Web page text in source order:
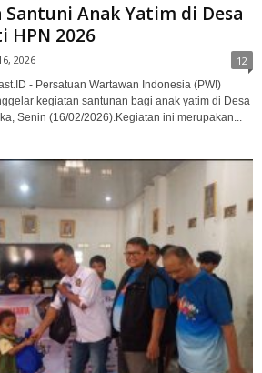
Anak Yatim di Desa
HPN 2026‎
2026 12
- ‎Persatuan Wartawan Indonesia (PWI)
kegiatan santunan bagi anak yatim di Desa
Senin (16/02/2026).‎‎Kegiatan ini merupakan...